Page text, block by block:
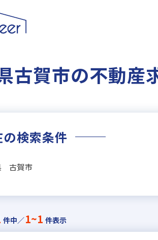
古賀市の不動産
検索条件
古賀市
件中／1~1 件表示